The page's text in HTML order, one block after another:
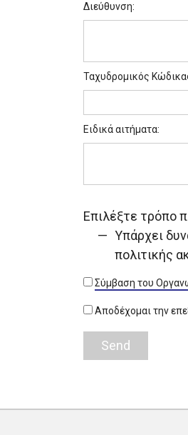
Διεύθυνση:
Ταχυδρομικός
Ειδικά αιτήματα:
Επιλέξτε τρόπο
Υπάρχει
πολιτικής
Σύμβαση του
Αποδέχομαι την